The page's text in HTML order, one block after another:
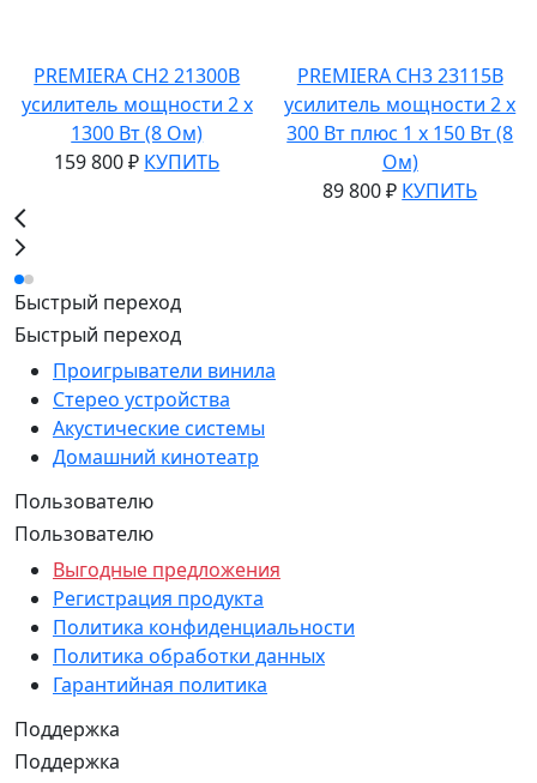
PREMIERA CH2 21300B
усилитель мощности 2 x
1300 Вт (8 Ом)
159 800 ₽ КУПИТЬ
PREMIERA CH3 23115B
усилитель мощности 2 x
300 Вт плюс 1 х 150 Вт (8
Ом)
89 800 ₽ КУПИТЬ
Быстрый переход
Быстрый переход
Проигрыватели винила
Стерео устройства
Акустические системы
Домашний кинотеатр
Пользователю
Пользователю
Выгодные предложения
Регистрация продукта
Политика конфиденциальности
Политика обработки данных
Гарантийная политика
Поддержка
Поддержка